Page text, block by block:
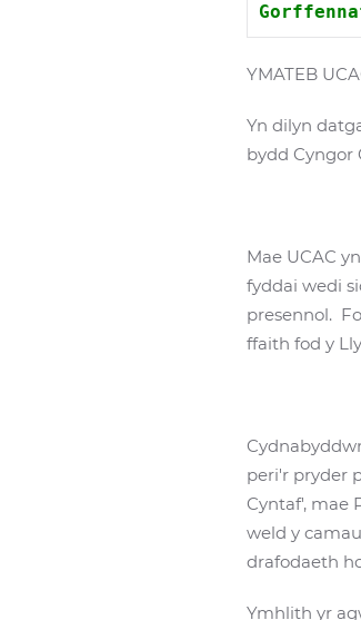
YMATEB
Yn dilyn
bydd Cyngor
Mae UCAC
fyddai wedi
presennol.
ffaith fod y
peri'r pryder
Cyntaf', mae
weld y
drafodaeth
Ymhlith yr